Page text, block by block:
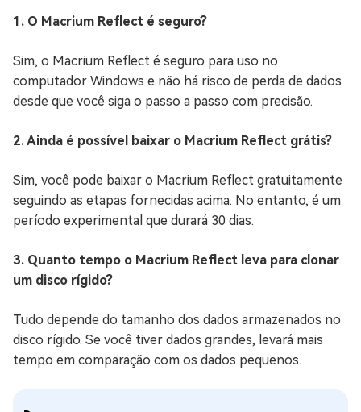
1. O Macrium Reflect é seguro?
Sim, o Macrium Reflect é seguro para uso no
computador Windows e não há risco de perda de dados
desde que você siga o passo a passo com precisão.
2. Ainda é possível baixar o Macrium Reflect grátis?
Sim, você pode baixar o Macrium Reflect gratuitamente
seguindo as etapas fornecidas acima. No entanto, é um
período experimental que durará 30 dias.
3. Quanto tempo o Macrium Reflect leva para clonar
um disco rígido?
Tudo depende do tamanho dos dados armazenados no
disco rígido. Se você tiver dados grandes, levará mais
tempo em comparação com os dados pequenos.